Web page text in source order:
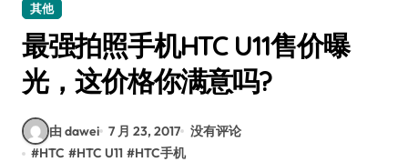
其他
最强拍照手机HTC U11售价曝
光，这价格你满意吗?
由 dawei 7 月 23, 2017 没有评论
#HTC #HTC U11 #HTC手机